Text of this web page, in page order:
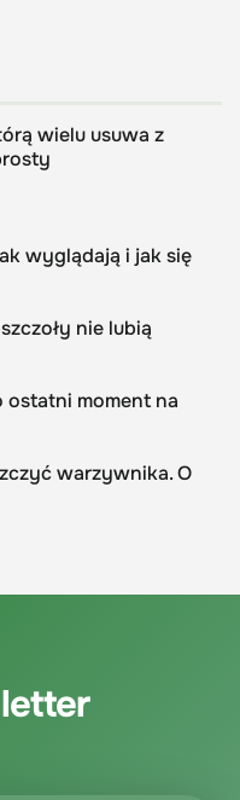
wielu usuwa z
wyglądają i jak się
nie lubią
ostatni moment na
warzywnika. O